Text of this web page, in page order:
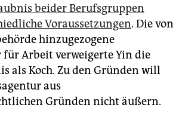
beider Berufsgruppen
Voraussetzungen. Die von
hinzugezogene
für Arbeit verweigerte Yin die
als Koch. Zu den Gründen will
aus
Gründen nicht äußern.